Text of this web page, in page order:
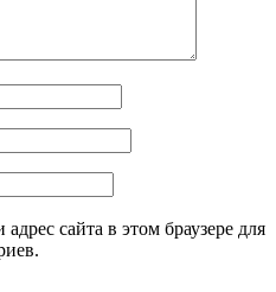
сайта в этом браузере для